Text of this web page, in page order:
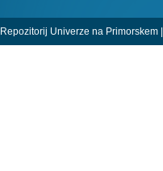
Repozitorij Univerze na Primorskem |